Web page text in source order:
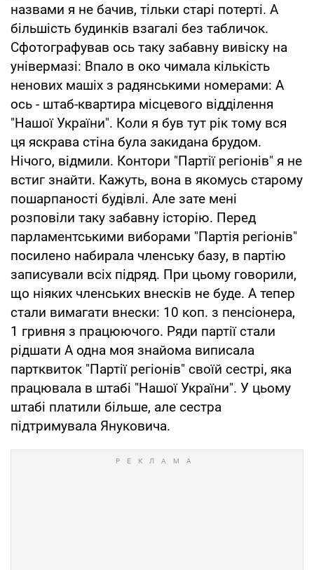
назвами я не бачив, тільки старі потерті. А
більшість будинків взагалі без табличок.
Сфотографував ось таку забавну вивіску на
універмазі: Впало в око чимала кількість
ненових машіх з радянськими номерами: А
ось - штаб-квартира місцевого відділення
"Нашої України". Коли я був тут рік тому вся
ця яскрава стіна була закидана брудом.
Нічого, відмили. Контори "Партії регіонів" я не
встиг знайти. Кажуть, вона в якомусь старому
пошарпаності будівлі. Але зате мені
розповіли таку забавну історію. Перед
парламентськими виборами "Партія регіонів"
посилено набирала членську базу, в партію
записували всіх підряд. При цьому говорили,
що ніяких членських внесків не буде. А тепер
стали вимагати внески: 10 коп. з пенсіонера,
1 гривня з працюючого. Ряди партії стали
рідшати А одна моя знайома виписала
партквиток "Партії регіонів" своїй сестрі, яка
працювала в штабі "Нашої України". У цьому
штабі платили більше, але сестра
підтримувала Януковича.